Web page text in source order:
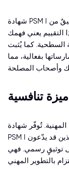
شهادة PSM I هي تقييمٌ دقيقٌ من Scrum.org، التي شارك في
التقييم يعني فهمك
السطحية. كما يُثبت
بفعالية، مما
تُوفّر شهادة
PSM I ميزةً تنافسيةً كبيرةً على المرشحين الآخرين الذين قد يدّعون
توثيقٍ رسمي. فهي